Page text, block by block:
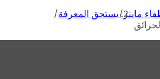
ماينز يستحق المعرفة